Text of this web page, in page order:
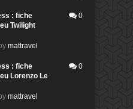
: fiche
Twilight
mattravel
0
: fiche
Lorenzo Le
mattravel
0